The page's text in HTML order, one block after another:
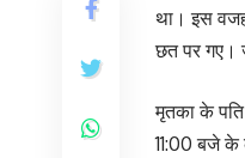
था। इस
छत पर गए।
मृतका के
11:00 बजे के